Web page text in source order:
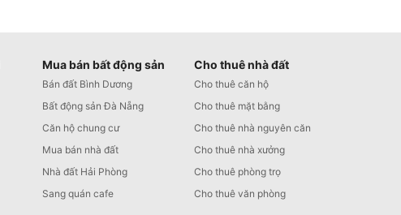
Mua bán bất động sản
Bán đất Bình Dương
Bất động sản Đà Nẵng
Căn hộ chung cư
Mua bán nhà đất
Nhà đất Hải Phòng
Sang quán cafe
Cho thuê nhà đất
Cho thuê căn hộ
Cho thuê mặt bằng
Cho thuê nhà nguyên căn
Cho thuê nhà xưởng
Cho thuê phòng trọ
Cho thuê văn phòng